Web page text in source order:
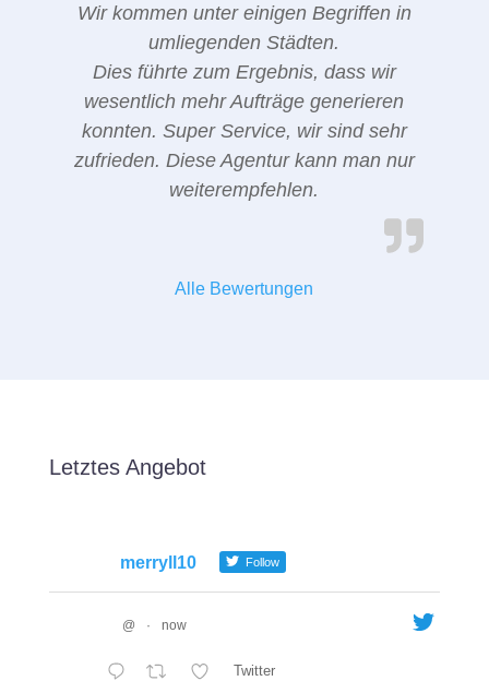
Wir kommen unter einigen Begriffen in
umliegenden Städten.
Dies führte zum Ergebnis, dass wir
wesentlich mehr Aufträge generieren
konnten. Super Service, wir sind sehr
zufrieden. Diese Agentur kann man nur
weiterempfehlen.
Alle Bewertungen
Letztes Angebot
merryll10 Follow
@ · now
Twitter